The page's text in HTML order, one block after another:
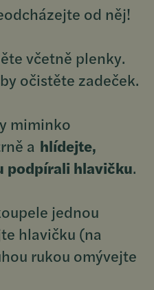
od něj!
včetně plenky.
očistěte zadeček.
miminko
a hlídejte,
podpírali hlavičku.
jednou
hlavičku (na
rukou omývejte